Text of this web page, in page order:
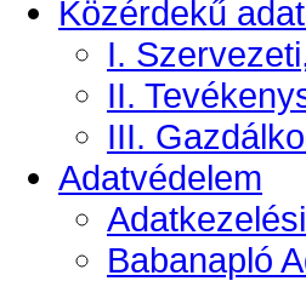
Közérdekű
I.
II.
III.
Adatvédelem
Babanapló